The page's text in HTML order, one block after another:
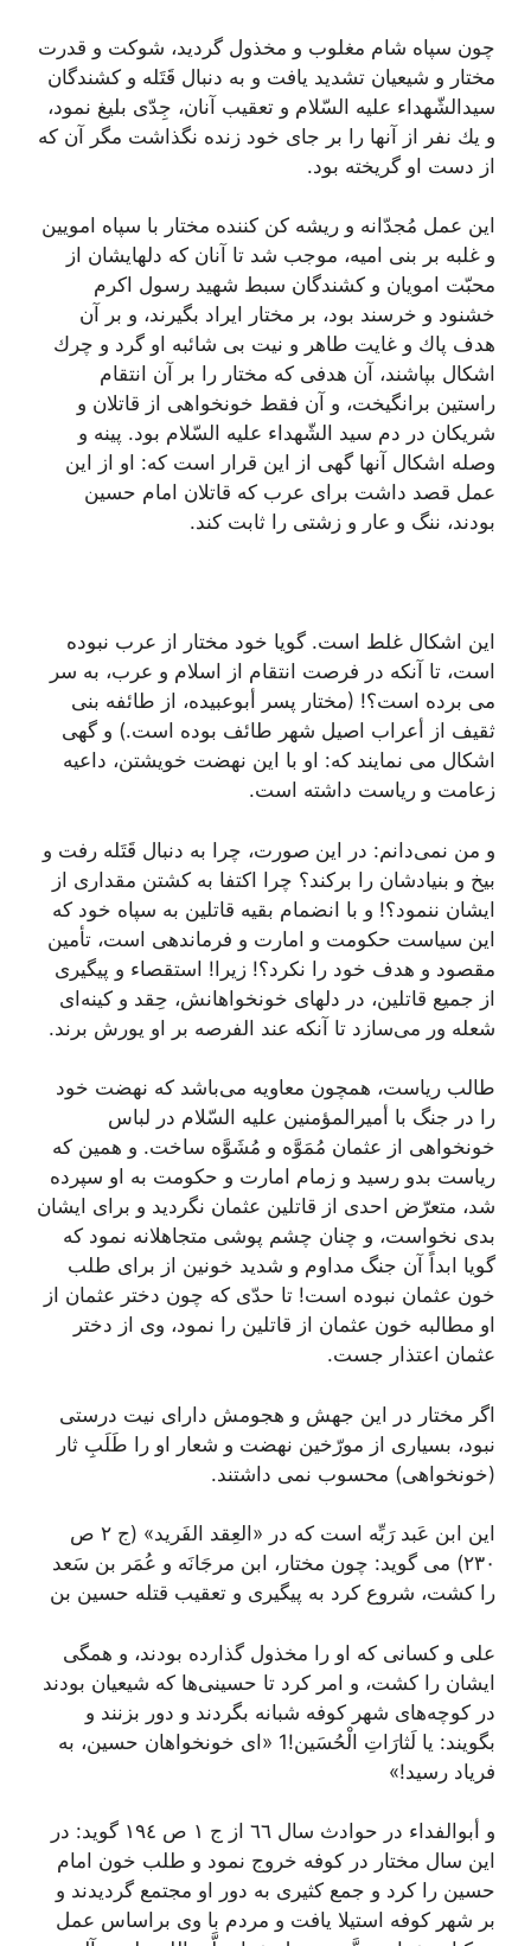
چون سپاه شام مغلوب و مخذول گردید، شوكت و قدرت
مختار و شیعیان تشدید یافت و به دنبال قَتَله و كشندگان
سیدالشّهداء علیه السّلام و تعقیب آنان، جِدّى بلیغ نمود،
و یك نفر از آنها را بر جاى خود زنده نگذاشت مگر آن كه
از دست او گریخته بود.
این عمل مُجدّانه و ریشه كن كننده مختار با سپاه امویین
و غلبه بر بنى امیه، موجب شد تا آنان كه دلهایشان از
محبّت امویان و كشندگان سبط شهید رسول اكرم
خشنود و خرسند بود، بر مختار ایراد بگیرند، و بر آن
هدف پاك و غایت طاهر و نیت بى شائبه او گرد و چرك
اشكال بپاشند، آن هدفى كه مختار را بر آن انتقام
راستین برانگیخت، و آن فقط خونخواهى از قاتلان و
شریكان در دم سید الشّهداء علیه السّلام بود. پینه و
وصله اشكال آنها گهى از این قرار است كه: او از این
عمل قصد داشت براى عرب كه قاتلان امام حسین
بودند، ننگ و عار و زشتى را ثابت كند.
این اشكال غلط است. گویا خود مختار از عرب نبوده
است، تا آنكه در فرصت انتقام از اسلام و عرب، به سر
مى برده است؟! (مختار پسر أبوعبیده، از طائفه بنى
ثقیف از أعراب اصیل شهر طائف بوده است.) و گهى
اشكال مى نمایند كه: او با این نهضت خویشتن، داعیه
زعامت و ریاست داشته است.
و من نمى‌دانم: در این صورت، چرا به دنبال قَتَله رفت و
بیخ و بنیادشان را بركند؟ چرا اكتفا به كشتن مقدارى از
ایشان ننمود؟! و با انضمام بقیه قاتلین به سپاه خود كه
این سیاست حكومت و امارت و فرماندهى است، تأمین
مقصود و هدف خود را نكرد؟! زیرا! استقصاء و پیگیرى
از جمیع قاتلین، در دلهاى خونخواهانش، حِقد و كینه‌اى
شعله ور مى‌سازد تا آنكه عند الفرصه بر او یورش برند.
طالب ریاست، همچون معاویه مى‌باشد كه نهضت خود
را در جنگ با أمیرالمؤمنین علیه السّلام در لباس
خونخواهى از عثمان مُمَوَّه و مُشَوَّه ساخت. و همین كه
ریاست بدو رسید و زمام امارت و حكومت به او سپرده
شد، متعرّض احدى از قاتلین عثمان نگردید و براى ایشان
بدى نخواست، و چنان چشم پوشى متجاهلانه نمود كه
گویا ابداً آن جنگ مداوم و شدید خونین از براى طلب
خون عثمان نبوده است! تا حدّى كه چون دختر عثمان از
او مطالبه خون عثمان از قاتلین را نمود، وى از دختر
عثمان اعتذار جست.
اگر مختار در این جهش و هجومش داراى نیت درستى
نبود، بسیارى از مورّخین نهضت و شعار او را طَلَبِ ثار
(خونخواهى) محسوب نمى داشتند.
این ابن عَبد رَبِّه است كه در «العِقد الفَرید» (ج ٢ ص
٢٣٠) مى گوید: چون مختار، ابن مرجَانَه و عُمَر بن سَعد
را كشت، شروع كرد به پیگیرى و تعقیب قتله حسین بن
على و كسانى كه او را مخذول گذارده بودند، و همگى
ایشان را كشت، و امر كرد تا حسینى‌ها كه شیعیان بودند
در كوچه‌هاى شهر كوفه شبانه بگردند و دور بزنند و
بگویند: یا لَثارَاتِ الْحُسَین‌!1 «اى خونخواهان حسین، به
فریاد رسید!»
و أبوالفداء در حوادث سال ٦٦ از ج ١ ص ١٩٤ گوید: در
این سال مختار در كوفه خروج نمود و طلب خون امام
حسین را كرد و جمع كثیرى به دور او مجتمع گردیدند و
بر شهر كوفه استیلا یافت و مردم با وى براساس عمل